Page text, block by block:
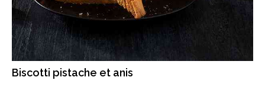
Biscotti pistache et anis